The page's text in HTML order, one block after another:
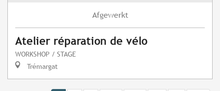
Afgewerkt
Atelier réparation de vélo
WORKSHOP / STAGE
Trémargat